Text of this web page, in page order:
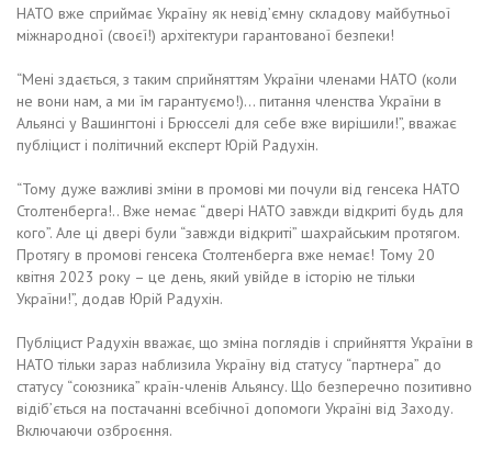
НАТО вже сприймає Україну як невід’ємну складову майбутньої
міжнародної (своєї!) архітектури гарантованої безпеки!
“Мені здається, з таким сприйняттям України членами НАТО (коли
не вони нам, а ми їм гарантуємо!)… питання членства України в
Альянсі у Вашингтоні і Брюсселі для себе вже вирішили!”, вважає
публіцист і політичний експерт Юрій Радухін.
“Тому дуже важливі зміни в промові ми почули від генсека НАТО
Столтенберга!.. Вже немає “двері НАТО завжди відкриті будь для
кого”. Але ці двері були “завжди відкриті” шахрайським протягом.
Протягу в промові генсека Столтенберга вже немає! Тому 20
квітня 2023 року – це день, який увійде в історію не тільки
України!”, додав Юрій Радухін.
Публіцист Радухін вважає, що зміна поглядів і сприйняття України в
НАТО тільки зараз наблизила Україну від статусу “партнера” до
статусу “союзника” країн-членів Альянсу. Що безперечно позитивно
відіб’ється на постачанні всебічної допомоги Україні від Заходу.
Включаючи озброєння.